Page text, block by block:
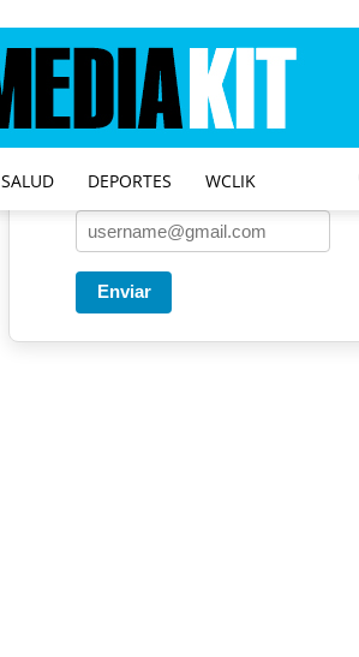
SALUD DEPORTES WCLIK
Una vez a la semana enviamos
Enviar
Entregado por SendPulse